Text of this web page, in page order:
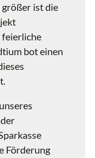
ist die
feierliche
bot einen
Förderung